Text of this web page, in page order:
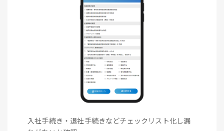
入社手続き・退社手続きなどチェックリスト化し漏